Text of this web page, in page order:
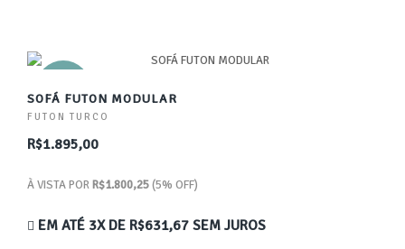
SOFÁ FUTON MODULAR
FUTON TURCO
R$1.895,00
À VISTA PORR$1.800,25(5% OFF)
EM ATÉ 3X DE R$631,67 SEM JUROS